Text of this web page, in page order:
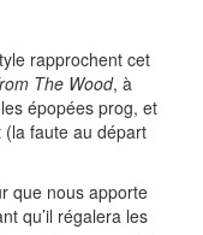
rapprochent cet
The Wood, à
épopées prog, et
(la faute au départ
que nous apporte
qu’il régalera les